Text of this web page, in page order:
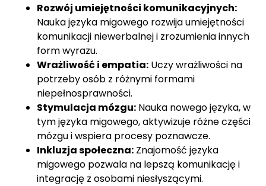
Rozwój umiejętności komunikacyjnych:
Nauka języka migowego rozwija umiejętności
komunikacji niewerbalnej i zrozumienia innych
form wyrazu.
Wrażliwość i empatia: Uczy wrażliwości na
potrzeby osób z różnymi formami
niepełnosprawności.
Stymulacja mózgu: Nauka nowego języka, w
tym języka migowego, aktywizuje różne części
mózgu i wspiera procesy poznawcze.
Inkluzja społeczna: Znajomość języka
migowego pozwala na lepszą komunikację i
integrację z osobami niesłyszącymi.